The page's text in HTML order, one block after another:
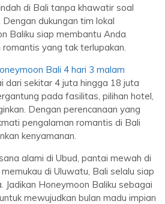
di Bali tanpa khawatir soal
dukungan tim lokal
Baliku siap membantu Anda
yang tak terlupakan.
Bali 4 hari 3 malam
dari sekitar 4 juta hingga 18 juta
pada fasilitas, pilihan hotel,
Dengan perencanaan yang
pengalaman romantis di Bali
kenyamanan.
alami di Ubud, pantai mewah di
di Uluwatu, Bali selalu siap
Jadikan Honeymoon Baliku sebagai
mewujudkan bulan madu impian